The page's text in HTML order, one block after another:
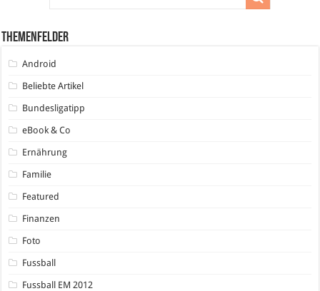
Themenfelder
Android
Beliebte Artikel
Bundesligatipp
eBook & Co
Ernährung
Familie
Featured
Finanzen
Foto
Fussball
Fussball EM 2012